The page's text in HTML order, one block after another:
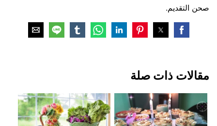
صحن التقديم.
مقالات ذات صلة